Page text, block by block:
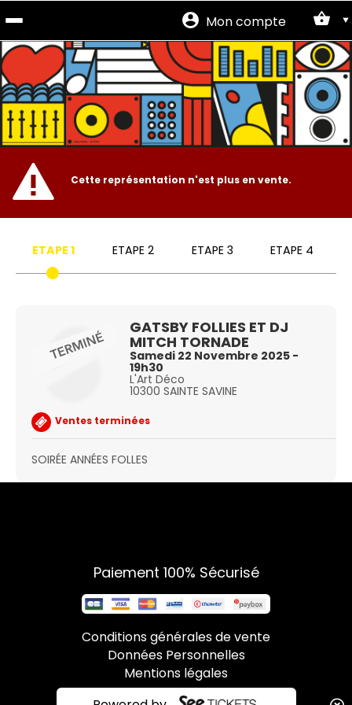
officiel
Mon compte
Cette représentation n'est plus en vente.
ETAPE 1 ETAPE 2 ETAPE 3 ETAPE 4
GATSBY FOLLIES ET DJ
MITCH TORNADE
Samedi 22 Novembre 2025 -
19h30
L'Art Déco
10300 SAINTE SAVINE
Ventes terminées
SOIRÉE ANNÉES FOLLES
Paiement 100% Sécurisé
Conditions générales de vente
Données Personnelles
Mentions légales